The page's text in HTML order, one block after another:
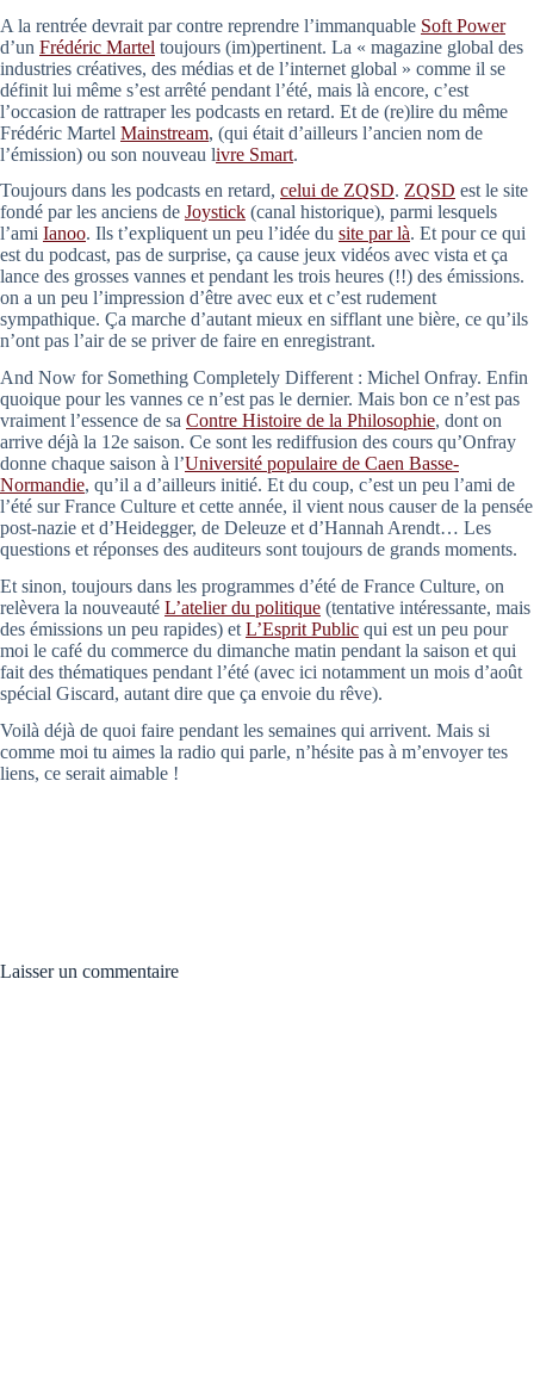
A la rentrée devrait par contre reprendre l’immanquable Soft Power
d’un Frédéric Martel toujours (im)pertinent. La « magazine global des
industries créatives, des médias et de l’internet global » comme il se
définit lui même s’est arrêté pendant l’été, mais là encore, c’est
l’occasion de rattraper les podcasts en retard. Et de (re)lire du même
Frédéric Martel Mainstream, (qui était d’ailleurs l’ancien nom de
l’émission) ou son nouveau livre Smart.
Toujours dans les podcasts en retard, celui de ZQSD. ZQSD est le site
fondé par les anciens de Joystick (canal historique), parmi lesquels
l’ami Ianoo. Ils t’expliquent un peu l’idée du site par là. Et pour ce qui
est du podcast, pas de surprise, ça cause jeux vidéos avec vista et ça
lance des grosses vannes et pendant les trois heures (!!) des émissions.
on a un peu l’impression d’être avec eux et c’est rudement
sympathique. Ça marche d’autant mieux en sifflant une bière, ce qu’ils
n’ont pas l’air de se priver de faire en enregistrant.
And Now for Something Completely Different : Michel Onfray. Enfin
quoique pour les vannes ce n’est pas le dernier. Mais bon ce n’est pas
vraiment l’essence de sa Contre Histoire de la Philosophie, dont on
arrive déjà la 12e saison. Ce sont les rediffusion des cours qu’Onfray
donne chaque saison à l’Université populaire de Caen Basse-
Normandie, qu’il a d’ailleurs initié. Et du coup, c’est un peu l’ami de
l’été sur France Culture et cette année, il vient nous causer de la pensée
post-nazie et d’Heidegger, de Deleuze et d’Hannah Arendt… Les
questions et réponses des auditeurs sont toujours de grands moments.
Et sinon, toujours dans les programmes d’été de France Culture, on
relèvera la nouveauté L’atelier du politique (tentative intéressante, mais
des émissions un peu rapides) et L’Esprit Public qui est un peu pour
moi le café du commerce du dimanche matin pendant la saison et qui
fait des thématiques pendant l’été (avec ici notamment un mois d’août
spécial Giscard, autant dire que ça envoie du rêve).
Voilà déjà de quoi faire pendant les semaines qui arrivent. Mais si
comme moi tu aimes la radio qui parle, n’hésite pas à m’envoyer tes
liens, ce serait aimable !
Laisser un commentaire